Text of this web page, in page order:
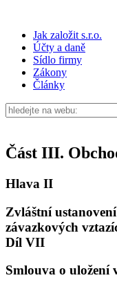
Jak založit s.r.o.
Účty a daně
Sídlo firmy
Zákony
Články
Část III.
Hlava II
Zvláštní
závazkových
Díl VII
Smlouva o uložení